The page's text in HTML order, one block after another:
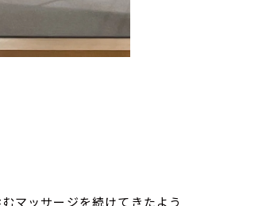
マッサージを続けてきたよう